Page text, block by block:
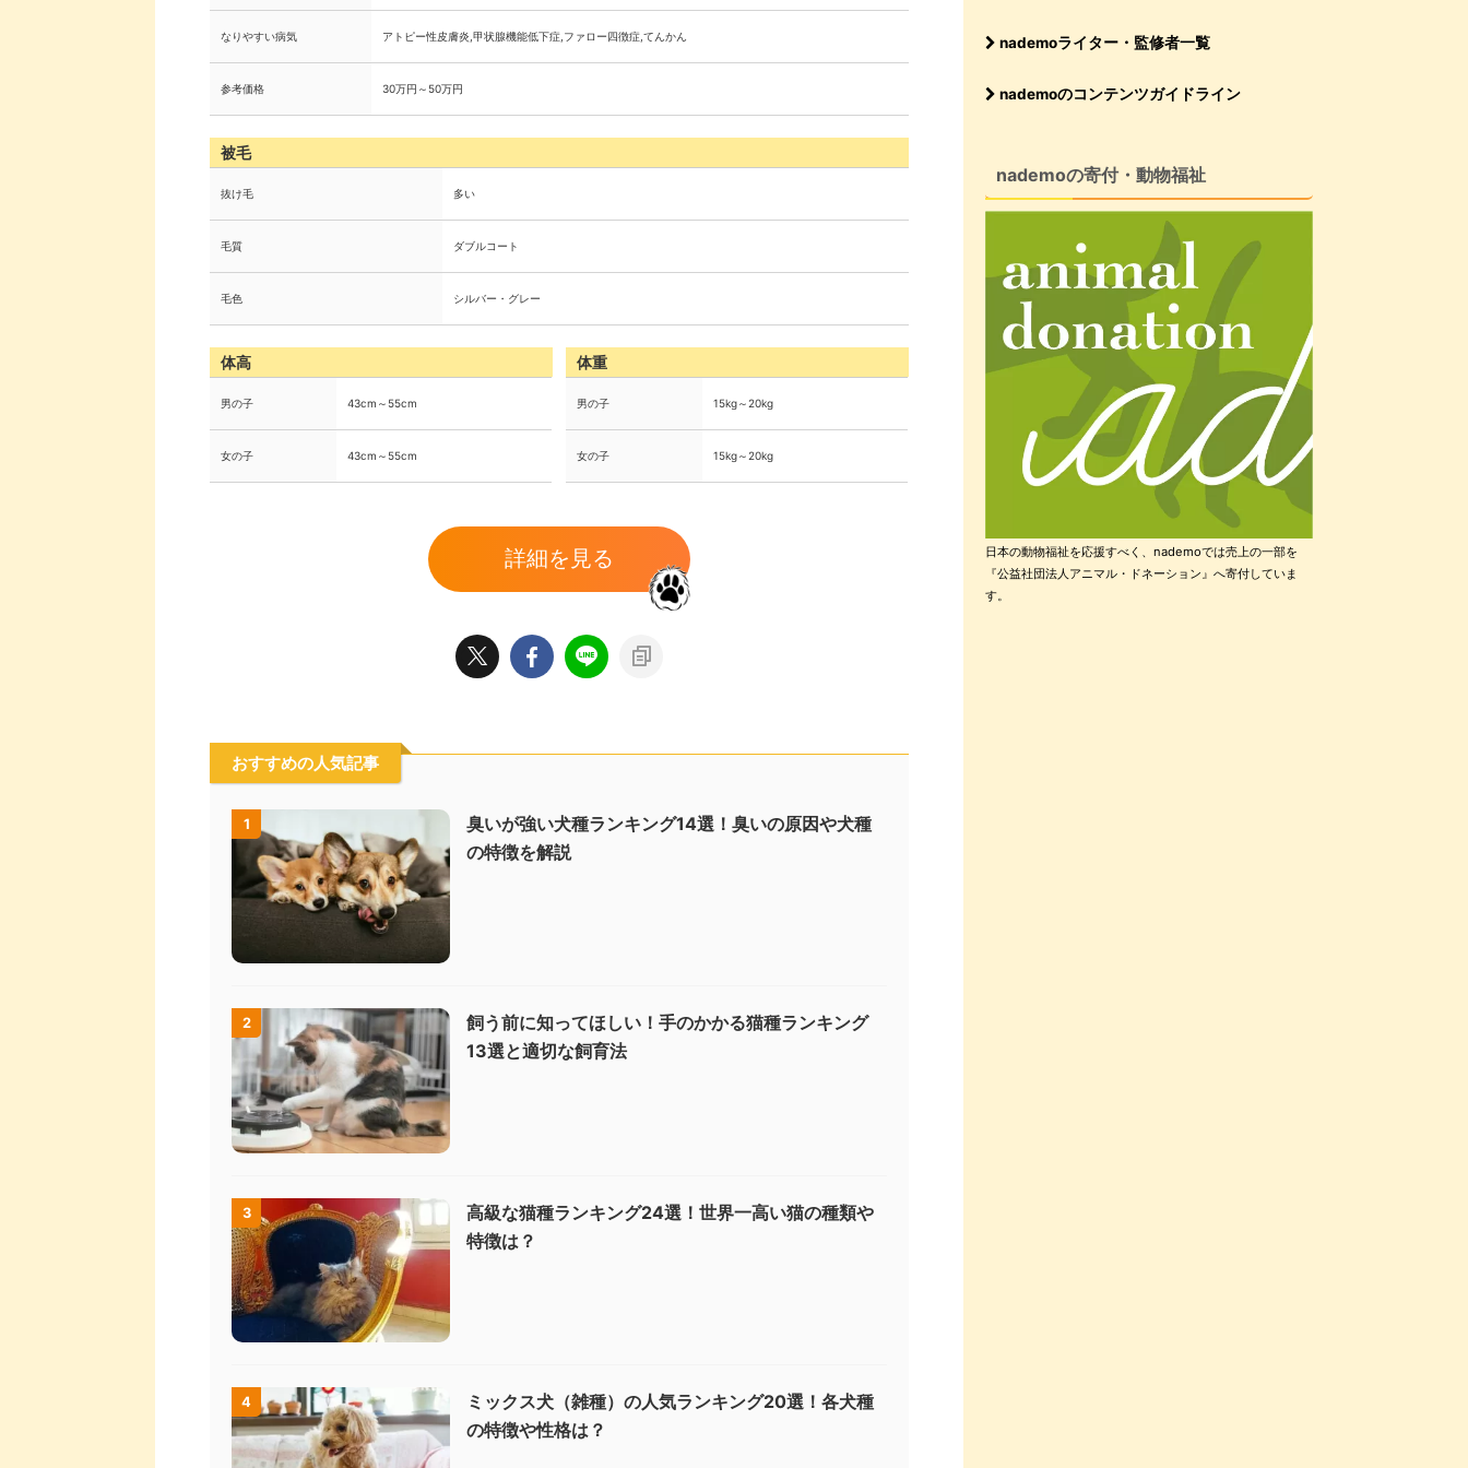
なりやすい病気 アトピー性皮膚炎,甲状腺機能低下症,ファロー四徴症,てんかん
参考価格 30万円～50万円
被毛
抜け毛 多い
毛質 ダブルコート
毛色 シルバー・グレー
体高
男の子 43cm～55cm
女の子 43cm～55cm
体重
男の子 15kg～20kg
女の子 15kg～20kg
詳細を見る
おすすめの人気記事
1
臭いが強い犬種ランキング14選！臭いの原因や犬種
の特徴を解説
2
飼う前に知ってほしい！手のかかる猫種ランキング
13選と適切な飼育法
3
高級な猫種ランキング24選！世界一高い猫の種類や
特徴は？
4
ミックス犬（雑種）の人気ランキング20選！各犬種
の特徴や性格は？
nademoライター・監修者一覧
nademoのコンテンツガイドライン
nademoの寄付・動物福祉
日本の動物福祉を応援すべく、nademoでは売上の一部を
『公益社団法人アニマル・ドネーション』へ寄付していま
す。